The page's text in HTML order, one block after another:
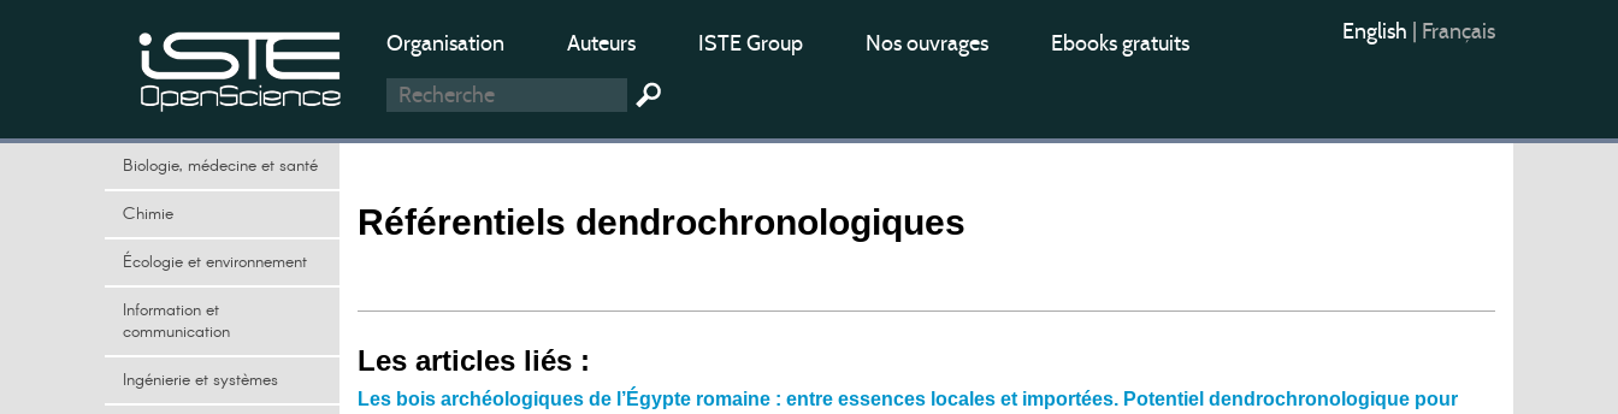
Organisation Auteurs ISTE Group Nos ouvrages Ebooks gratuits English Français
Biologie, médecine et santé
Chimie
Écologie et environnement
Information et
communication
Ingénierie et systèmes
Référentiels dendrochronologiques
Les articles liés :
Les bois archéologiques de l’Égypte romaine : entre essences locales et importées. Potentiel dendrochronologique pour